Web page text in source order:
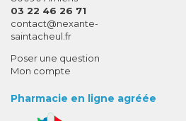
03 22 46 26 71
contact-
@-
nexante-
saintacheul.fr
Poser une question
Mon compte
Pharmacie en ligne agréée